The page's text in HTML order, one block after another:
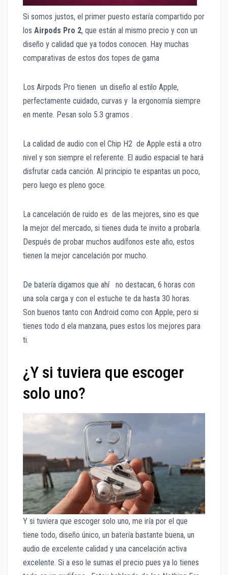
Si somos justos, el primer puesto estaría compartido por
los Airpods Pro 2, que están al mismo precio y con un
diseño y calidad que ya todos conocen. Hay muchas
comparativas de estos dos topes de gama
Los Airpods Pro tienen un diseño al estilo Apple,
perfectamente cuidado, curvas y la ergonomía siempre
en mente. Pesan solo 5.3 gramos .
La calidad de audio con el Chip H2 de Apple está a otro
nivel y son siempre el referente. El audio espacial te hará
disfrutar cada canción. Al principio te espantas un poco,
pero luego es pleno goce.
La cancelación de ruido es de las mejores, sino es que
la mejor del mercado, si tienes duda te invito a probarla.
Después de probar muchos audífonos este año, estos
tienen la mejor cancelación por mucho.
De batería digamos que ahí no destacan, 6 horas con
una sola carga y con el estuche te da hasta 30 horas.
Son buenos tanto con Android como con Apple, pero si
tienes todo d ela manzana, pues estos los mejores para
ti.
¿Y si tuviera que escoger
solo uno?
Y si tuviera que escoger solo uno, me iría por el que
tiene todo, diseño único, un batería bastante buena, un
audio de excelente calidad y una cancelación activa
excelente. Si a eso le sumas el precio pues ya lo tienes